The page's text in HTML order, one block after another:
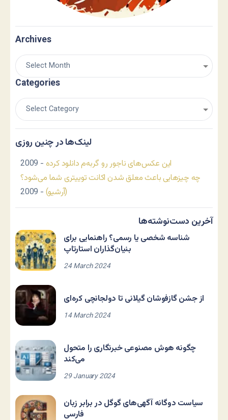
Archives
Categories
لینک‌ها در چنین روزی
این عکس‌های ناجور رو گربه‌م دانلود کرده - 2009
چه چیزهایی باعث معلق شدن اکانت توییتری شما می‌شود؟
(آرشیو) - 2009
آخرین دست‌نوشته‌ها
شناسه شخصی یا رسمی؟ راهنمایی برای
بنیان‌گذاران استارتاپ
24 March 2024
از جشن گازفوشان گیلانی تا دولجانچی کره‌ای
14 March 2024
چگونه هوش مصنوعی خبرنگاری را متحول
می‌کند
29 January 2024
سیاست دوگانه آگهی‌های گوگل در برابر زبان
فارسی